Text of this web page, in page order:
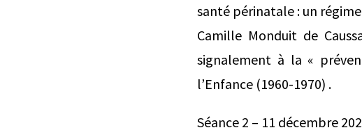
santé périnatale : un
Camille Monduit de
signalement à la «
l’Enfance (1960-1970) .
Séance 2 – 11 décembre